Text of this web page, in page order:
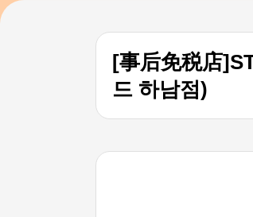
[事后免税店
드 하남점)